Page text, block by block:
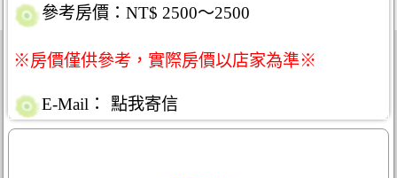
參考房價：NT$ 2500～2500
※房價僅供參考，實際房價以店家為準※
E-Mail： 點我寄信